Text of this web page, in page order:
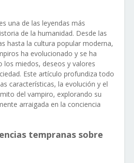
una de las leyendas más
de la humanidad. Desde las
hasta la cultura popular moderna,
ha evolucionado y se ha
los miedos, deseos y valores
Este artículo profundiza todo
características, la evolución y el
del vampiro, explorando su
arraigada en la conciencia
tempranas sobre